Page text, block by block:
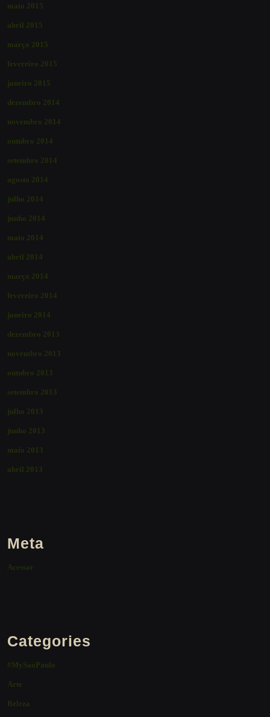
maio 2015
abril 2015
março 2015
fevereiro 2015
janeiro 2015
dezembro 2014
novembro 2014
outubro 2014
setembro 2014
agosto 2014
julho 2014
junho 2014
maio 2014
abril 2014
março 2014
fevereiro 2014
janeiro 2014
dezembro 2013
novembro 2013
outubro 2013
setembro 2013
julho 2013
junho 2013
maio 2013
abril 2013
Meta
Acessar
Categories
#MySaoPaulo
Arte
Beleza